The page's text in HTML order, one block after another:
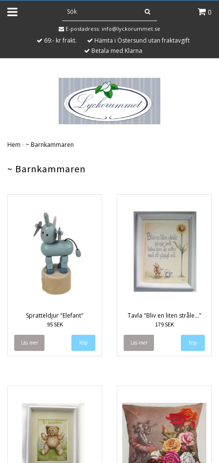
0
E-postadress: info@lyckorummet.se
69:- kr frakt.
Hämta i Östersund utan fraktavgift
Betala med Klarna
Hem › ~ Barnkammaren
~ Barnkammaren
Spratteldjur "Elefant"
95 SEK
Läs mer
Tavla "Bliv en liten stråle..."
179 SEK
Läs mer